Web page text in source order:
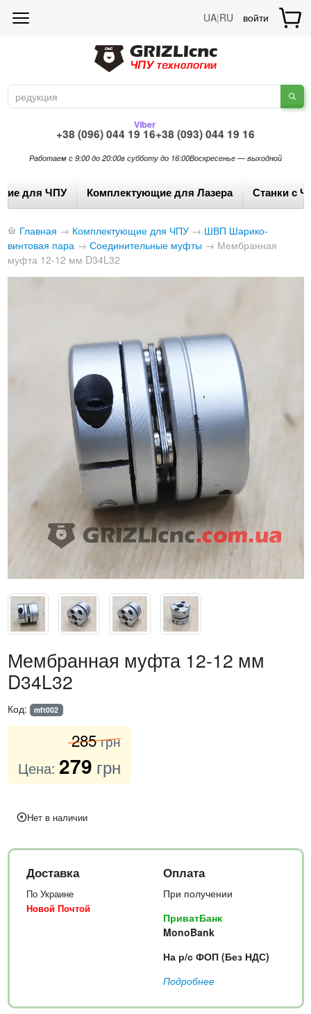
UA|RU войти
+38 (096) 044 19 16
Viber
+38 (093) 044 19 16
Работаем с 9:00 до 20:00в субботу до 16:00Воскресенье — выходной
для ЧПУ Комплектующие для Лазера Станки с
Главная → Комплектующие для ЧПУ → ШВП Шарико-
винтовая пара → Соединительные муфты → Мембранная
муфта 12-12 мм D34L32
Мембранная муфта 12-12 мм
D34L32
Код: mft002
285 грн
Цена: 279 грн
Нет в наличии
Доставка
По Украине
Новой Почтой
Оплата
При получении
ПриватБанк
MonoBank
На р/с ФОП (Без НДС)
Подробнее